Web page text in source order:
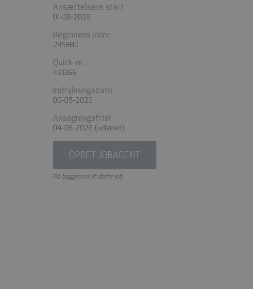
Ansættelsens start
01-08-2026
Regionens jobnr.
235880
Quick-nr.
491366
Indrykningsdato
06-05-2026
Ansøgningsfrist
04-06-2026 (udløbet)
OPRET JOBAGENT
På baggrund af dette job